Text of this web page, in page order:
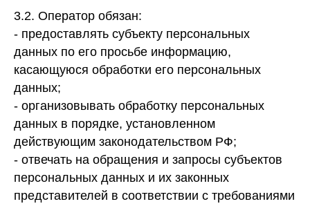
3.2. Оператор обязан:
- предоставлять субъекту персональных
данных по его просьбе информацию,
касающуюся обработки его персональных
данных;
- организовывать обработку персональных
данных в порядке, установленном
действующим законодательством РФ;
- отвечать на обращения и запросы субъектов
персональных данных и их законных
представителей в соответствии с требованиями